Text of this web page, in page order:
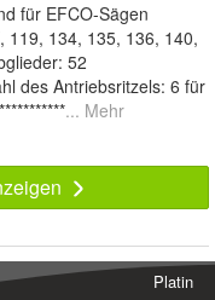
für EFCO-Sägen
119, 134, 135, 136, 140,
52
des Antriebsritzels: 6 für
... Mehr
Platin